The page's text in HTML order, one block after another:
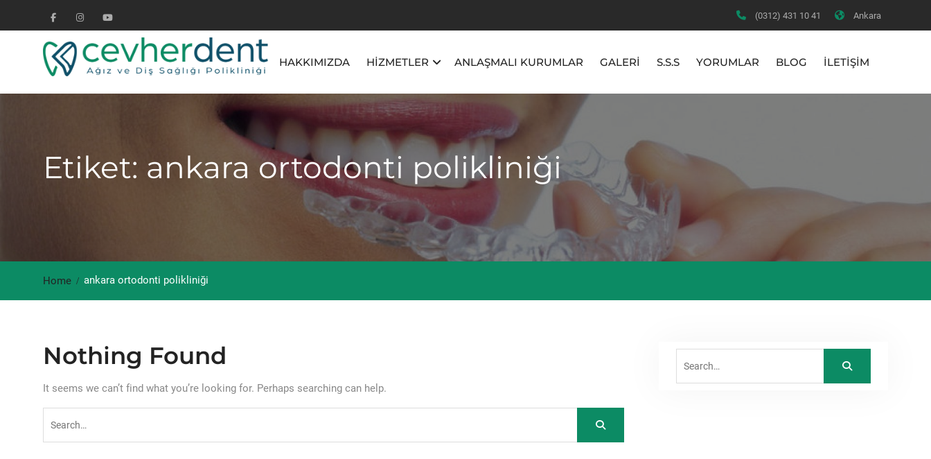
(0312) 431 10 41 Ankara
FacebookInstagramYoutube
HAKKIMIZDA HİZMETLER ANLAŞMALI KURUMLAR GALERİ S.S.S YORUMLAR BLOG İLETİŞİM
Etiket: ankara ortodonti polikliniği
Home ankara ortodonti polikliniği
Nothing Found
It seems we can’t find what you’re looking for. Perhaps searching can help.
for:
for: